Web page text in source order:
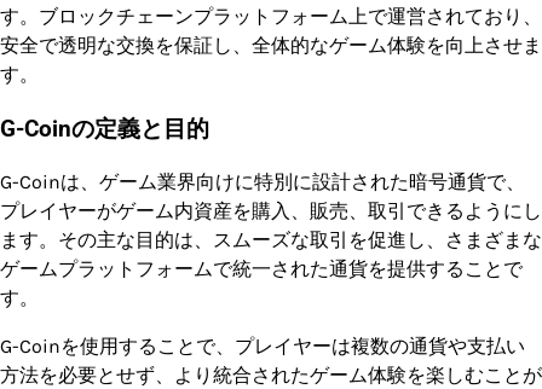
す。ブロックチェーンプラットフォーム上で運営されており、
安全で透明な交換を保証し、全体的なゲーム体験を向上させま
す。
G-Coinの定義と目的
G-Coinは、ゲーム業界向けに特別に設計された暗号通貨で、
プレイヤーがゲーム内資産を購入、販売、取引できるようにし
ます。その主な目的は、スムーズな取引を促進し、さまざまな
ゲームプラットフォームで統一された通貨を提供することで
す。
G-Coinを使用することで、プレイヤーは複数の通貨や支払い
方法を必要とせず、より統合されたゲーム体験を楽しむことが